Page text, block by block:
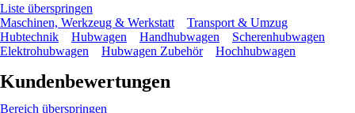
Liste überspringen
Maschinen, Werkzeug & Werkstatt
Transport & Umzug
Hubtechnik
Hubwagen Handhubwagen
Scherenhubwagen
Elektrohubwagen
Hubwagen Zubehör Hochhubwagen
Kundenbewertungen
Bereich überspringen